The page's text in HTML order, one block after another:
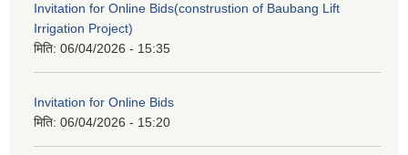
Invitation for Online Bids(construstion of Baubang Lift
Irrigation Project)
मिति: 06/04/2026 - 15:35
Invitation for Online Bids
मिति: 06/04/2026 - 15:20